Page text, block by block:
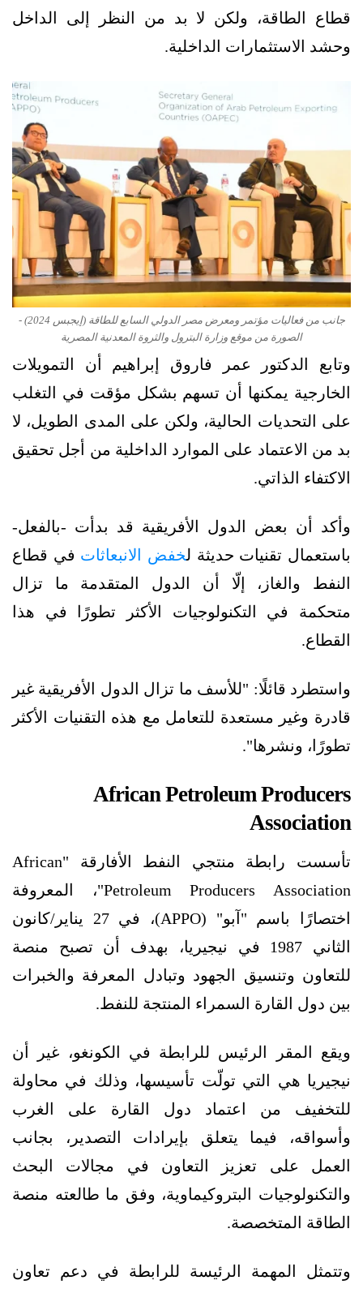
قطاع الطاقة، ولكن لا بد من النظر إلى الداخل
وحشد الاستثمارات الداخلية.
جانب من فعاليات مؤتمر ومعرض مصر الدولي السابع للطاقة (إيجبس 2024) -
الصورة من موقع وزارة البترول والثروة المعدنية المصرية
وتابع الدكتور عمر فاروق إبراهيم أن التمويلات
الخارجية يمكنها أن تسهم بشكل مؤقت في التغلب
على التحديات الحالية، ولكن على المدى الطويل، لا
بد من الاعتماد على الموارد الداخلية من أجل تحقيق
الاكتفاء الذاتي.
وأكد أن بعض الدول الأفريقية قد بدأت -بالفعل-
باستعمال تقنيات حديثة لخفض الانبعاثات في قطاع
النفط والغاز، إلّا أن الدول المتقدمة ما تزال
متحكمة في التكنولوجيات الأكثر تطورًا في هذا
القطاع.
واستطرد قائلًا: "للأسف ما تزال الدول الأفريقية غير
قادرة وغير مستعدة للتعامل مع هذه التقنيات الأكثر
تطورًا، ونشرها".
African Petroleum Producers
Association
تأسست رابطة منتجي النفط الأفارقة
"African
Petroleum Producers Association"، المعروفة
اختصارًا باسم "آبو"
(APPO)، في 27 يناير/كانون
الثاني 1987 في نيجيريا، بهدف أن تصبح منصة
للتعاون وتنسيق الجهود وتبادل المعرفة والخبرات
بين دول القارة السمراء المنتجة للنفط.
ويقع المقر الرئيس للرابطة في الكونغو، غير أن
نيجيريا هي التي تولّت تأسيسها، وذلك في محاولة
للتخفيف من اعتماد دول القارة على الغرب
وأسواقه، فيما يتعلق بإيرادات التصدير، بجانب
العمل على تعزيز التعاون في مجالات البحث
والتكنولوجيات البتروكيماوية، وفق ما طالعته منصة
الطاقة المتخصصة.
وتتمثل المهمة الرئيسة للرابطة في دعم تعاون